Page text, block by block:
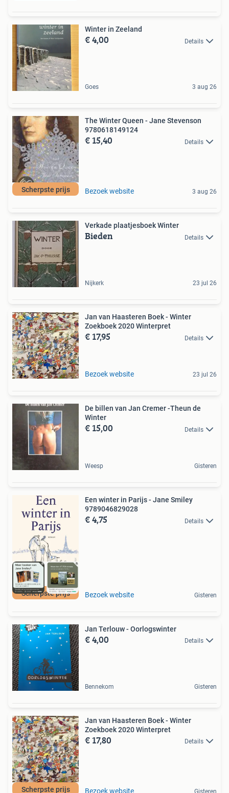
Winter in Zeeland
€ 4,00 Details
Goes 3 aug 26
Scherpste prijs
The Winter Queen - Jane Stevenson
9780618149124
€ 15,40 Details
Bezoek website 3 aug 26
Verkade plaatjesboek Winter
Bieden Details
Nijkerk 23 jul 26
Jan van Haasteren Boek - Winter
Zoekboek 2020 Winterpret
€ 17,95 Details
Bezoek website 23 jul 26
De billen van Jan Cremer -Theun de
Winter
€ 15,00 Details
Weesp Gisteren
Scherpste prijs
Een winter in Parijs - Jane Smiley
9789046829028
€ 4,75 Details
Bezoek website Gisteren
Jan Terlouw - Oorlogswinter
€ 4,00 Details
Bennekom Gisteren
Scherpste prijs
Jan van Haasteren Boek - Winter
Zoekboek 2020 Winterpret
€ 17,80 Details
Bezoek website Gisteren